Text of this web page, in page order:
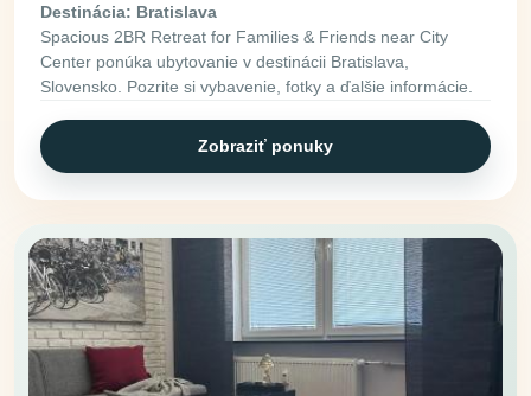
Destinácia: Bratislava
Spacious 2BR Retreat for Families & Friends near City
Center ponúka ubytovanie v destinácii Bratislava,
Slovensko. Pozrite si vybavenie, fotky a ďalšie informácie.
Zobraziť ponuky